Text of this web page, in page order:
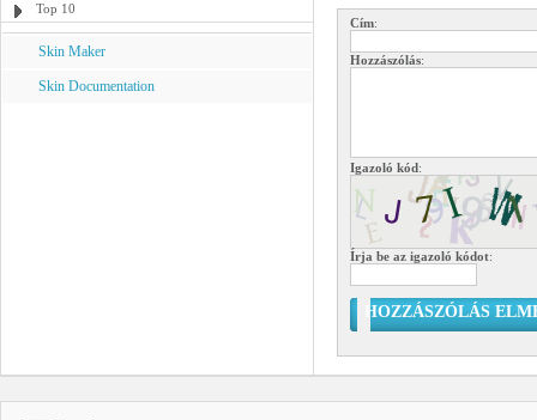
Top 10
Skin Maker
Skin Documentation
Cím:
Hozzászólás:
Igazoló kód:
Írja be az igazoló kódot:
HOZZÁSZÓLÁS